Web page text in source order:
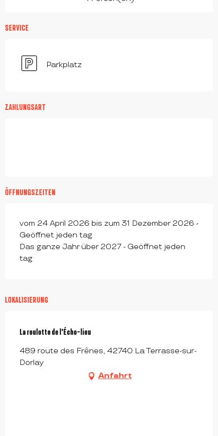
SERVICE
Parkplatz
ZAHLUNGSART
ÖFFNUNGSZEITEN
vom 24 April 2026 bis zum 31 Dezember 2026 -
Geöffnet jeden tag
Das ganze Jahr über 2027 - Geöffnet jeden
tag
LOKALISIERUNG
La roulotte de l'Écho-lieu
489 route des Frênes, 42740 La Terrasse-sur-
Dorlay
Anfahrt